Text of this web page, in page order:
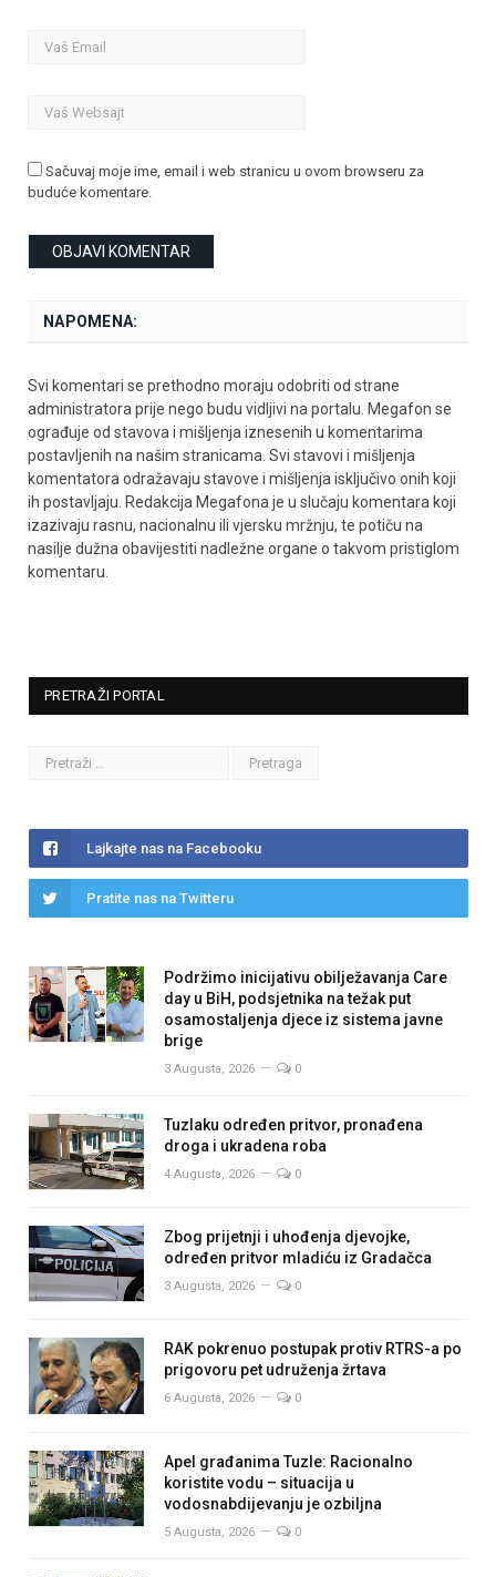
Sačuvaj moje ime, email i web stranicu u ovom browseru za
buduće komentare.
NAPOMENA:
Svi komentari se prethodno moraju odobriti od strane
administratora prije nego budu vidljivi na portalu. Megafon se
ograđuje od stavova i mišljenja iznesenih u komentarima
postavljenih na našim stranicama. Svi stavovi i mišljenja
komentatora odražavaju stavove i mišljenja isključivo onih koji
ih postavljaju. Redakcija Megafona je u slučaju komentara koji
izazivaju rasnu, nacionalnu ili vjersku mržnju, te potiču na
nasilje dužna obavijestiti nadležne organe o takvom pristiglom
komentaru.
PRETRAŽI PORTAL
Lajkajte nas na Facebooku
Pratite nas na Twitteru
Podržimo inicijativu obilježavanja Care
day u BiH, podsjetnika na težak put
osamostaljenja djece iz sistema javne
brige
3 Augusta, 2026 0
Tuzlaku određen pritvor, pronađena
droga i ukradena roba
4 Augusta, 2026 0
Zbog prijetnji i uhođenja djevojke,
određen pritvor mladiću iz Gradačca
3 Augusta, 2026 0
RAK pokrenuo postupak protiv RTRS-a po
prigovoru pet udruženja žrtava
6 Augusta, 2026 0
Apel građanima Tuzle: Racionalno
koristite vodu – situacija u
vodosnabdijevanju je ozbiljna
5 Augusta, 2026 0